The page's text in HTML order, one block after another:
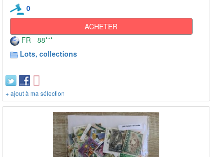
0
ACHETER
FR - 88***
Lots, collections
+ ajout à ma sélection